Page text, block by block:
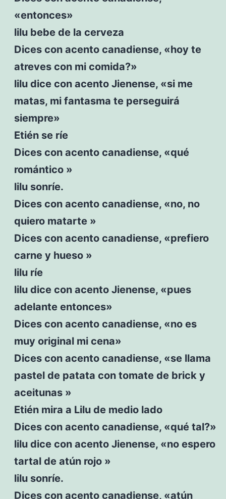
«entonces»
lilu bebe de la cerveza
Dices con acento canadiense, «hoy te
atreves con mi comida?»
lilu dice con acento Jienense, «si me
matas, mi fantasma te perseguirá
siempre»
Etién se ríe
Dices con acento canadiense, «qué
romántico »
lilu sonríe.
Dices con acento canadiense, «no, no
quiero matarte »
Dices con acento canadiense, «prefiero
carne y hueso »
lilu ríe
lilu dice con acento Jienense, «pues
adelante entonces»
Dices con acento canadiense, «no es
muy original mi cena»
Dices con acento canadiense, «se llama
pastel de patata con tomate de brick y
aceitunas »
Etién mira a Lilu de medio lado
Dices con acento canadiense, «qué tal?»
lilu dice con acento Jienense, «no espero
tartal de atún rojo »
lilu sonríe.
Dices con acento canadiense, «atún